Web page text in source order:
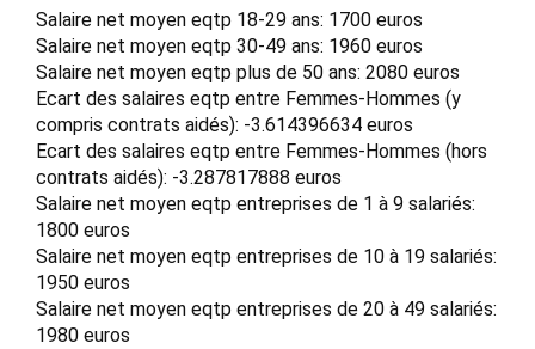
Salaire net moyen eqtp 18-29 ans: 1700 euros
Salaire net moyen eqtp 30-49 ans: 1960 euros
Salaire net moyen eqtp plus de 50 ans: 2080 euros
Ecart des salaires eqtp entre Femmes-Hommes (y
compris contrats aidés): -3.614396634 euros
Ecart des salaires eqtp entre Femmes-Hommes (hors
contrats aidés): -3.287817888 euros
Salaire net moyen eqtp entreprises de 1 à 9 salariés:
1800 euros
Salaire net moyen eqtp entreprises de 10 à 19 salariés:
1950 euros
Salaire net moyen eqtp entreprises de 20 à 49 salariés:
1980 euros